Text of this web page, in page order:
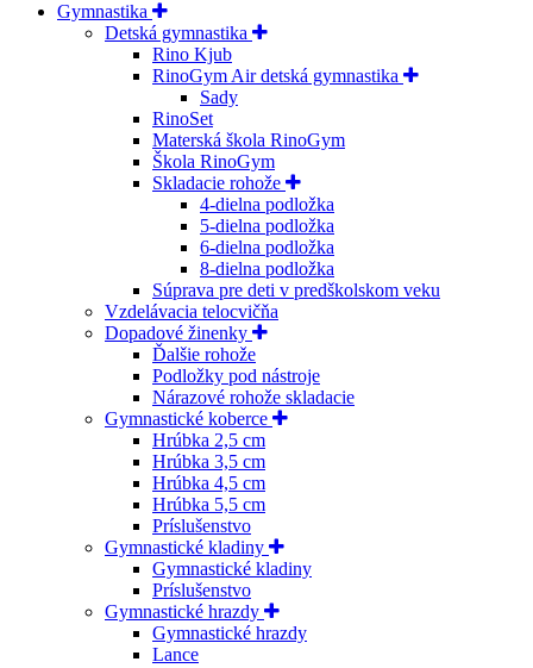
Gymnastika
Detská gymnastika
Rino Kjub
RinoGym Air detská gymnastika
Sady
RinoSet
Materská škola RinoGym
Škola RinoGym
Skladacie rohože
4-dielna podložka
5-dielna podložka
6-dielna podložka
8-dielna podložka
Súprava pre deti v predškolskom veku
Vzdelávacia telocvičňa
Dopadové žinenky
Ďalšie rohože
Podložky pod nástroje
Nárazové rohože skladacie
Gymnastické koberce
Hrúbka 2,5 cm
Hrúbka 3,5 cm
Hrúbka 4,5 cm
Hrúbka 5,5 cm
Príslušenstvo
Gymnastické kladiny
Gymnastické kladiny
Príslušenstvo
Gymnastické hrazdy
Gymnastické hrazdy
Lance